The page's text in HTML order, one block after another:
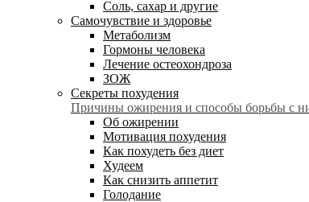
Соль, сахар и другие
Самочувствие и здоровье
Метаболизм
Гормоны человека
Лечение остеохондроза
ЗОЖ
Секреты похудения
Причины ожирения и способы борьбы с
Об ожирении
Мотивация похудения
Как похудеть без диет
Худеем
Как снизить аппетит
Голодание